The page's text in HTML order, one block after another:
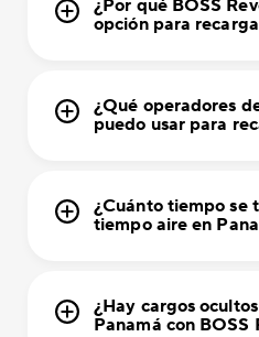
¿Por qué BOSS
opción para
¿Qué operadores
puedo usar para
¿Cuánto tiempo se
tiempo aire en
¿Hay cargos
Panamá con BOSS